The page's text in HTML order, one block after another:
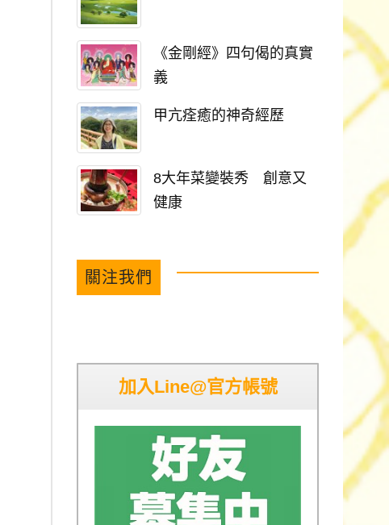
《金剛經》四句偈的真實
義
甲亢痊癒的神奇經歷
8大年菜變裝秀 創意又
健康
關注我們
加入Line@官方帳號